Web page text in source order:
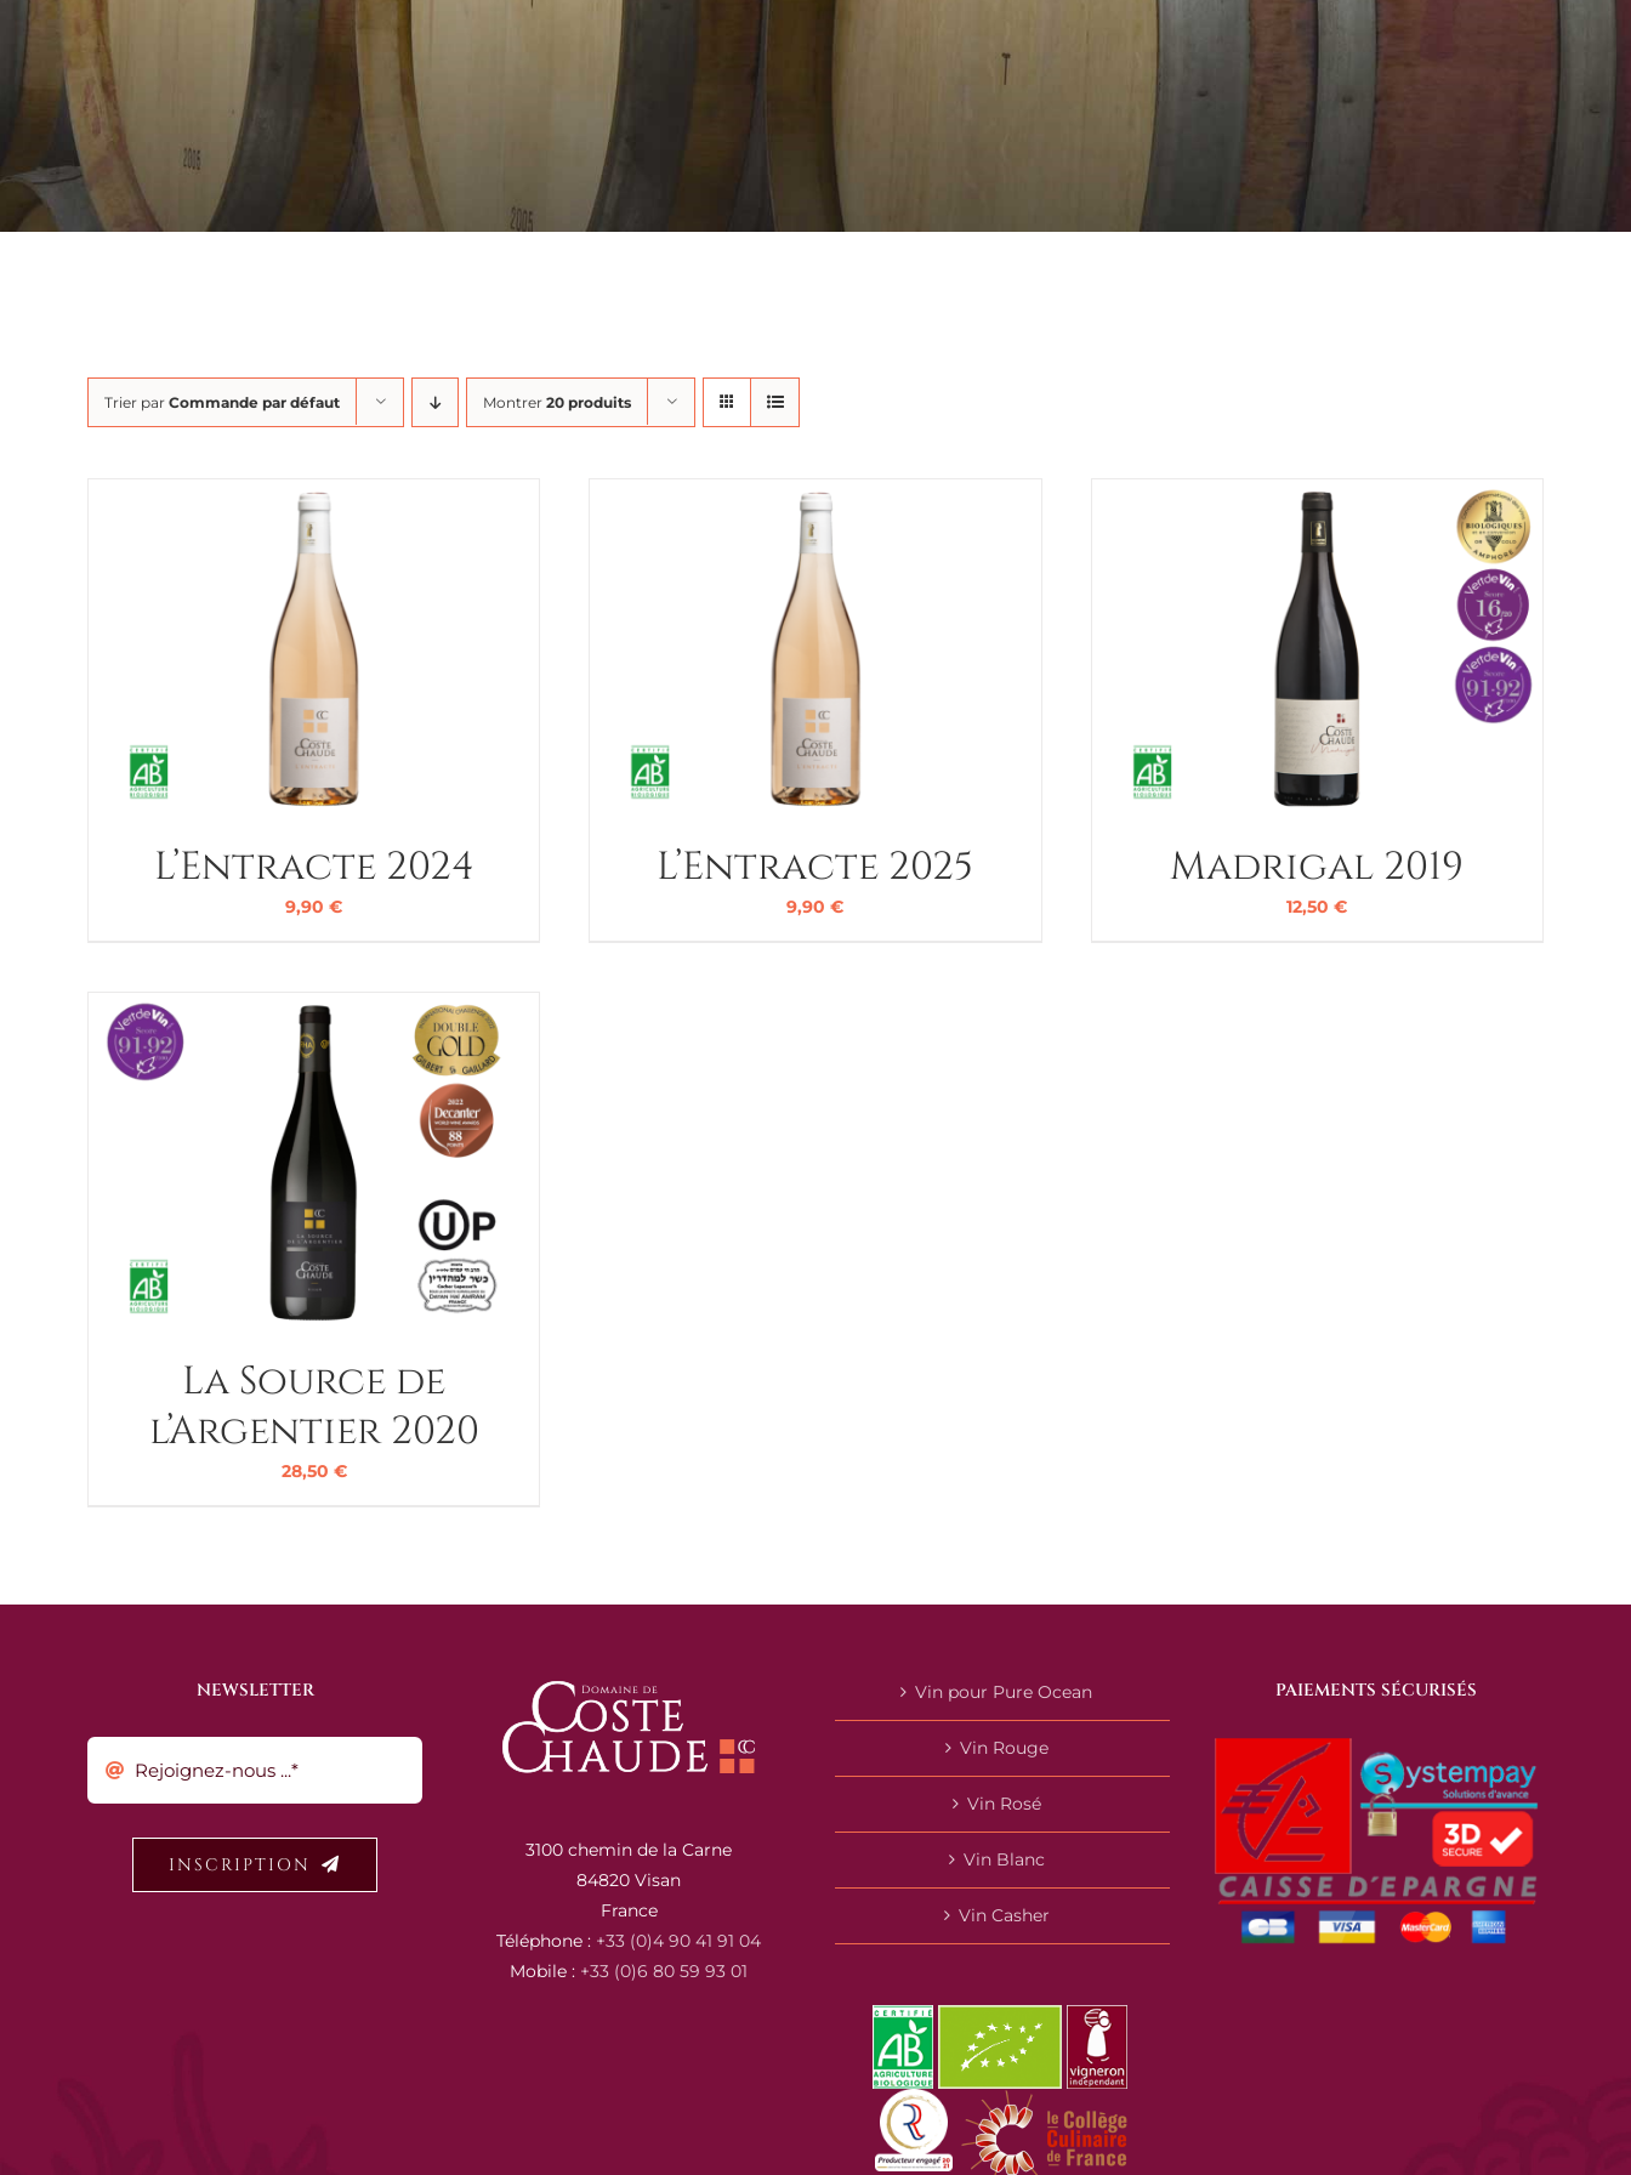
Trier par Commande par défaut Montrer 20 produits
L’Entracte 2024
9,90 €
L’Entracte 2025
9,90 €
Madrigal 2019
12,50 €
La Source de
l’Argentier 2020
28,50 €
NEWSLETTER
INSCRIPTION
3100 chemin de la Carne
84820 Visan
France
Téléphone : +33 (0)4 90 41 91 04
Mobile : +33 (0)6 80 59 93 01
Vin pour Pure Ocean
Vin Rouge
Vin Rosé
Vin Blanc
Vin Casher
PAIEMENTS SÉCURISÉS